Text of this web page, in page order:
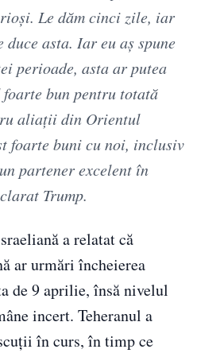
Le dăm cinci zile, iar
duce asta. Iar eu aş spune
perioade, asta ar putea
bun pentru totată
aliații din Orientul
foarte buni cu noi, inclusiv
partener excelent în
Trump.
a relatat că
ar urmări încheierea
de 9 aprilie, însă nivelul
incert. Teheranul a
în curs, în timp ce